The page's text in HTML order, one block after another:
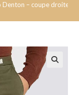
Denton – coupe droite –